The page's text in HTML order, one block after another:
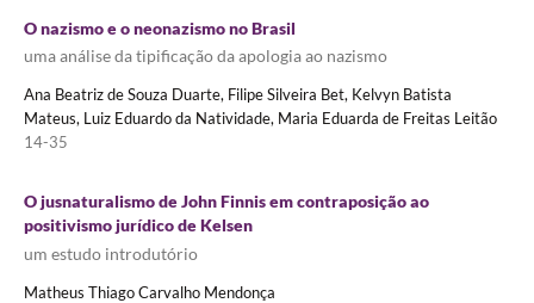
O nazismo e o neonazismo no Brasil
uma análise da tipificação da apologia ao nazismo
Ana Beatriz de Souza Duarte, Filipe Silveira Bet, Kelvyn Batista
Mateus, Luiz Eduardo da Natividade, Maria Eduarda de Freitas Leitão
14-35
O jusnaturalismo de John Finnis em contraposição ao
positivismo jurídico de Kelsen
um estudo introdutório
Matheus Thiago Carvalho Mendonça